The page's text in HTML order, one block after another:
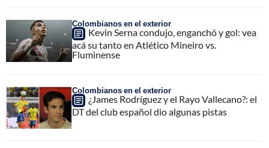
Colombianos en el exterior
Kevin Serna condujo, enganchó y gol: vea
acá su tanto en Atlético Mineiro vs.
Fluminense
Colombianos en el exterior
¿James Rodríguez y el Rayo Vallecano?: el
DT del club español dio algunas pistas